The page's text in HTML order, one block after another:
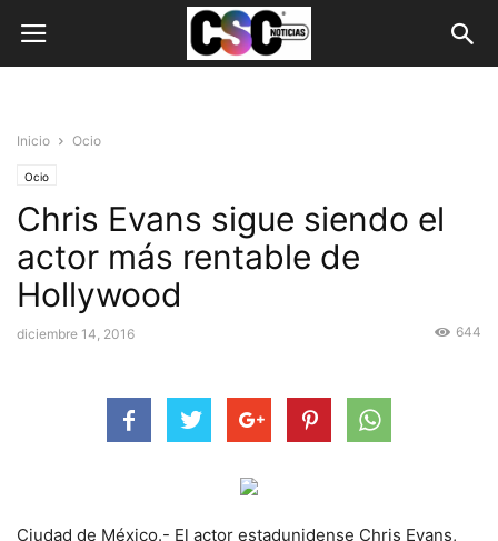
Inicio Ocio
Ocio
Chris Evans sigue siendo el
actor más rentable de
Hollywood
diciembre 14, 2016 644
Ciudad de México.- El actor estadunidense Chris Evans,